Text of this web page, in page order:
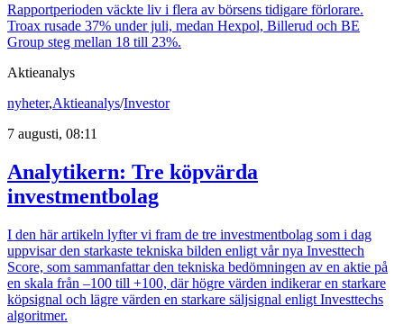
Rapportperioden väckte liv i flera av börsens tidigare förlorare.
Troax rusade 37% under juli, medan Hexpol, Billerud och BE
Group steg mellan 18 till 23%.
Aktieanalys
nyheter,Aktieanalys/Investor
7 augusti, 08:11
Analytikern: Tre köpvärda
investmentbolag
I den här artikeln lyfter vi fram de tre investmentbolag som i dag
uppvisar den starkaste tekniska bilden enligt vår nya Investtech
Score, som sammanfattar den tekniska bedömningen av en aktie på
en skala från –100 till +100, där högre värden indikerar en starkare
köpsignal och lägre värden en starkare säljsignal enligt Investtechs
algoritmer.